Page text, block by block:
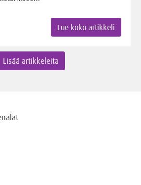
Lue koko artikkeli
Lisää artikkeleita